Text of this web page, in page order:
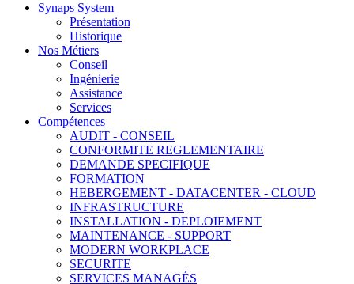
Synaps System
Présentation
Historique
Nos Métiers
Conseil
Ingénierie
Assistance
Services
Compétences
AUDIT - CONSEIL
CONFORMITE REGLEMENTAIRE
DEMANDE SPECIFIQUE
FORMATION
HEBERGEMENT - DATACENTER - CLOUD
INFRASTRUCTURE
INSTALLATION - DEPLOIEMENT
MAINTENANCE - SUPPORT
MODERN WORKPLACE
SECURITE
SERVICES MANAGÉS